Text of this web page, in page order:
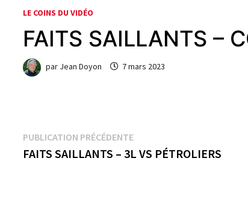
LE COINS DU VIDÉO
FAITS SAILLANTS –
par Jean Doyon 7 mars 2023
Navigation
de
PUBLICATION PRÉCÉDENTEPublication
précédente :
FAITS SAILLANTS – 3L VS PÉTROLIERS